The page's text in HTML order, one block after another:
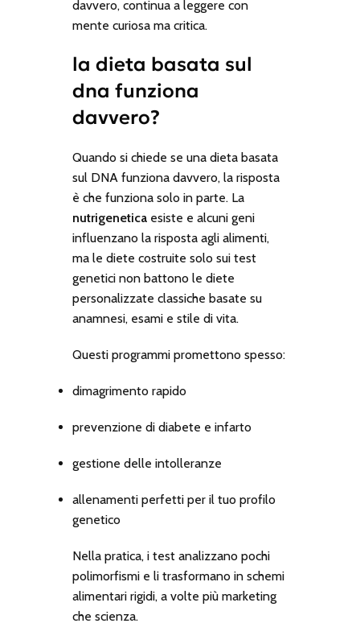
davvero, continua a leggere con
mente curiosa ma critica.
la dieta basata sul
dna funziona
davvero?
Quando si chiede se una dieta basata
sul DNAfunziona davvero, la risposta
è che funziona solo in parte. La
nutrigeneticaesiste e alcuni geni
influenzano la risposta agli alimenti,
ma le diete costruite solo sui test
genetici non battono le diete
personalizzate classiche basate su
anamnesi, esami e stile di vita.
Questi programmi promettono spesso:
dimagrimento rapido
prevenzione di diabete e infarto
gestione delle intolleranze
allenamenti perfetti per il tuo profilo
genetico
Nella pratica, i test analizzano pochi
polimorfismi e li trasformano in schemi
alimentari rigidi, a volte più marketing
che scienza.